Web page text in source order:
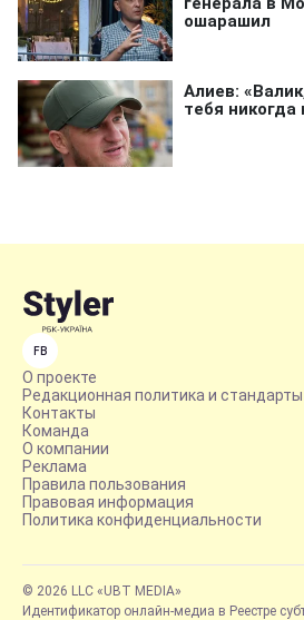
FB
О проекте
Редакционная политика и стандарты
Контакты
Команда
О компании
Реклама
Правила пользования
Правовая информация
Политика конфиденциальности
© 2026 LLC «UBT MEDIA»
Идентификатор онлайн-медиа в Реестре